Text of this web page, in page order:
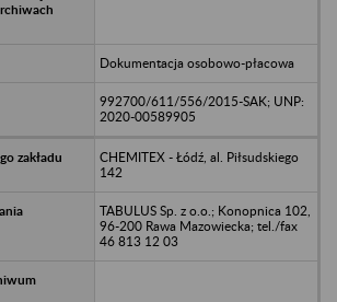
Dokumentacja osobowo-płacowa
992700/611/556/2015-SAK; UNP:
2020-00589905
CHEMITEX - Łódź, al. Piłsudskiego
142
TABULUS Sp. z o.o.; Konopnica 102,
96-200 Rawa Mazowiecka; tel./fax
46 813 12 03